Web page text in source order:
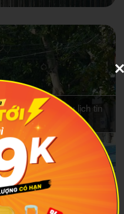
được khách du lịch tin